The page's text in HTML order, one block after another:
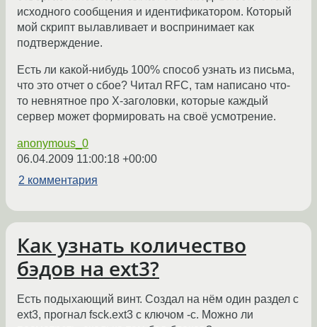
исходного сообщения и идентификатором. Который
мой скрипт вылавливает и воспринимает как
подтверждение.
Есть ли какой-нибудь 100% способ узнать из письма,
что это отчет о сбое? Читал RFC, там написано что-
то невнятное про Х-заголовки, которые каждый
сервер может формировать на своё усмотрение.
anonymous_0
06.04.2009 11:00:18 +00:00
2 комментария
Как узнать количество
бэдов на ext3?
Есть подыхающий винт. Создал на нём один раздел с
ext3, прогнал fsck.ext3 с ключом -c. Можно ли